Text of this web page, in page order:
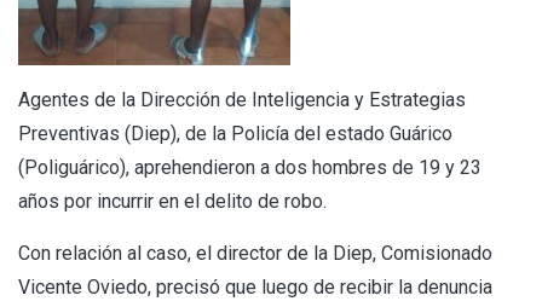
Agentes de la Dirección de Inteligencia y Estrategias
Preventivas (Diep), de la Policía del estado Guárico
(Poliguárico), aprehendieron a dos hombres de 19 y 23
años por incurrir en el delito de robo.
Con relación al caso, el director de la Diep, Comisionado
Vicente Oviedo, precisó que luego de recibir la denuncia